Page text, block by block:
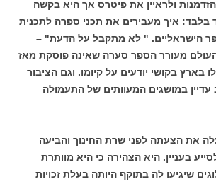
ולראיין את פיטרס אך היא בקשה
בלבד: איך מעבירים את תכני ספרה לתכנית
הישראליים. " לא מתקבל על הדעת" –
מעורר הספר סערה שאינה פוסקת מאז
בארץ בקושי יודעים על קיומו. וגם הציבור
במושגים המעוותים של התעמולה
את הצעתה לפני שרת החינוך והביעה
בעניין. היא הצהירה כי היא מוותרת
שיגיעו לה בתוקף היותה בעלת זכויות